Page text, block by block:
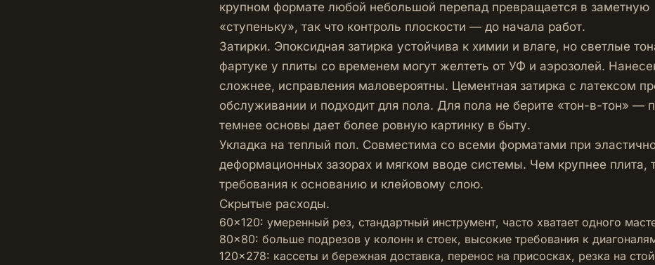
крупном формате любой небольшой перепад превращается в заметную
«ступеньку», так что контроль плоскости — до начала работ.
Затирки. Эпоксидная затирка устойчива к химии и влаге, но светлые
фартуке у плиты со временем могут желтеть от УФ и аэрозолей.
сложнее, исправления маловероятны. Цементная затирка с латексом
обслуживании и подходит для пола. Для пола не берите «тон-в-тон» —
темнее основы дает более ровную картинку в быту.
Укладка на теплый пол. Совместима со всеми форматами при
деформационных зазорах и мягком вводе системы. Чем крупнее плита,
требования к основанию и клейовому слою.
Скрытые расходы.
60×120: умеренный рез, стандартный инструмент, часто хватает одного
80×80: больше подрезов у колонн и стоек, высокие требования к
120×278: кассеты и бережная доставка, перенос на присосках, резка на